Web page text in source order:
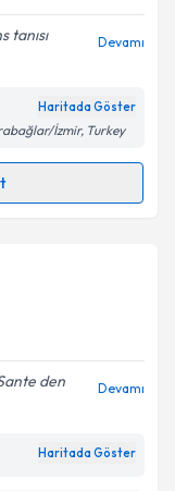
Aydınlatma
belirtilen
Devamı
Haritada Göster
İzmir, Turkey
takvimi talebi
almanız için bir
Aydınlatma
den
Devamı
Haritada Göster